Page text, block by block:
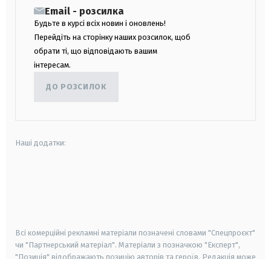
Email - розсилка
Будьте в курсі всіх новин і оновлень!
Перейдіть на сторінку наших розсилок, щоб
обрати ті, що відповідають вашим
інтересам.
ДО РОЗСИЛОК
Наші додатки:
Всі комерційні рекламні матеріали позначені словами "Спецпроєкт"
чи "Партнерський матеріал". Матеріали з позначкою "Експерт",
"Позиція" відображають позицію авторів та героїв. Редакція може